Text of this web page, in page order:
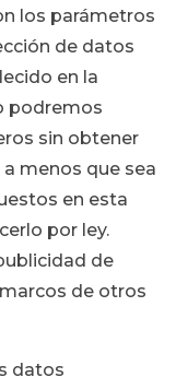
los parámetros
de datos
en la
podremos
sin obtener
menos que sea
en esta
por ley.
de
de otros
datos